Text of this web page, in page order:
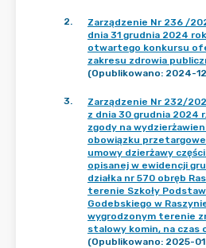
2.
Zarządzenie Nr 236 /
dnia 31 grudnia 2024
otwartego konkursu
zakresu zdrowia
(Opublikowano: 2024-
3.
Zarządzenie Nr 232/
z dnia 30 grudnia 2024
zgody na
obowiązku
umowy dzierżawy
opisanej w ewidencji
działka nr 570 obręb
terenie Szkoły
Godebskiego w
wygrodzonym terenie
stalowy komin, na czas
(Opublikowano: 2025-